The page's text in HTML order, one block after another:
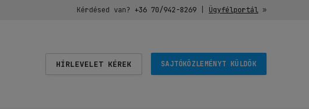
Kérdésed van? +36 70/942-8269| Ügyfélportál»
HÍRLEVELET KÉREK SAJTÓKÖZLEMÉNYT KÜLDÖK